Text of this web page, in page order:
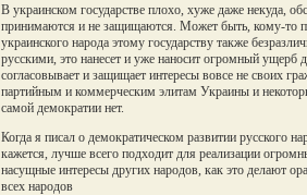
В украинском государстве плохо, хуже даже некуда,
принимаются и не защищаются. Может быть, кому-то
украинского народа этому государству также
русскими, это нанесет и уже наносит огромный ущерб
согласовывает и защищает интересы вовсе не своих
партийным и коммерческим элитам Украины и
самой демократии нет.
Когда я писал о демократическом развитии русского
кажется, лучше всего подходит для реализации
насущные интересы других народов, как это делают
всех народов